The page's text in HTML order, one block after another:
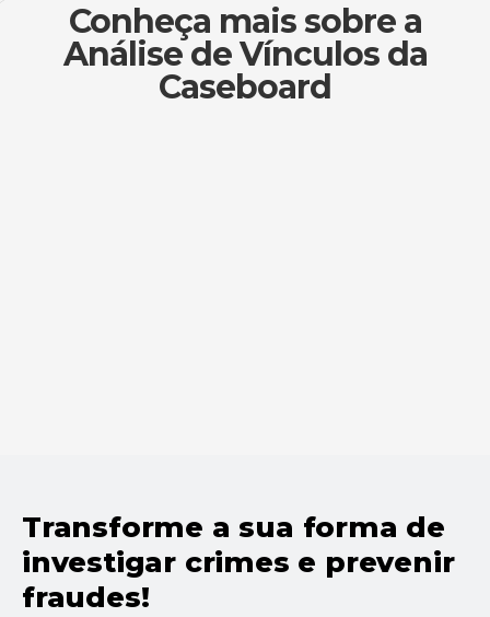
Conheça mais sobre a
Análise de Vínculos da
Caseboard
Transforme a sua forma de
investigar crimes e prevenir
fraudes!